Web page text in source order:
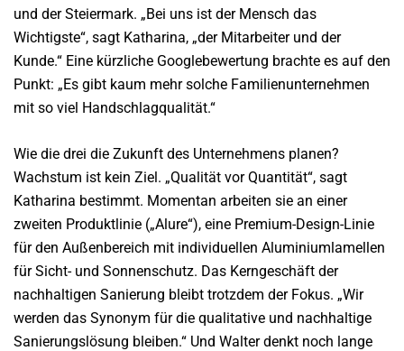
und der Steiermark. „Bei uns ist der Mensch das
Wichtigste“, sagt Katharina, „der Mitarbeiter und der
Kunde.“ Eine kürzliche Googlebewertung brachte es auf den
Punkt: „Es gibt kaum mehr solche Familienunternehmen
mit so viel Handschlagqualität.“
Wie die drei die Zukunft des Unternehmens planen?
Wachstum ist kein Ziel. „Qualität vor Quantität“, sagt
Katharina bestimmt. Momentan arbeiten sie an einer
zweiten Produktlinie („Alure“), eine Premium-Design-Linie
für den Außenbereich mit individuellen Aluminiumlamellen
für Sicht- und Sonnenschutz. Das Kerngeschäft der
nachhaltigen Sanierung bleibt trotzdem der Fokus. „Wir
werden das Synonym für die qualitative und nachhaltige
Sanierungslösung bleiben.“ Und Walter denkt noch lange